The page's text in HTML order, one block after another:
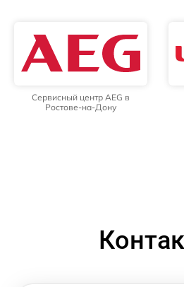
Сервисный центр AEG в
Ростове-на-Дону